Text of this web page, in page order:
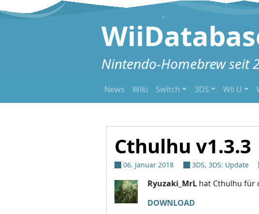
Zum Inhalt springen
Nintendo-Homebrew seit
News Wiki Switch 3DS Wii U
Cthulhu v1.3.3
06. Januar 2018 3DS, 3DS: Update
Ryuzaki_MrL hat Cthulhu für
DOWNLOAD